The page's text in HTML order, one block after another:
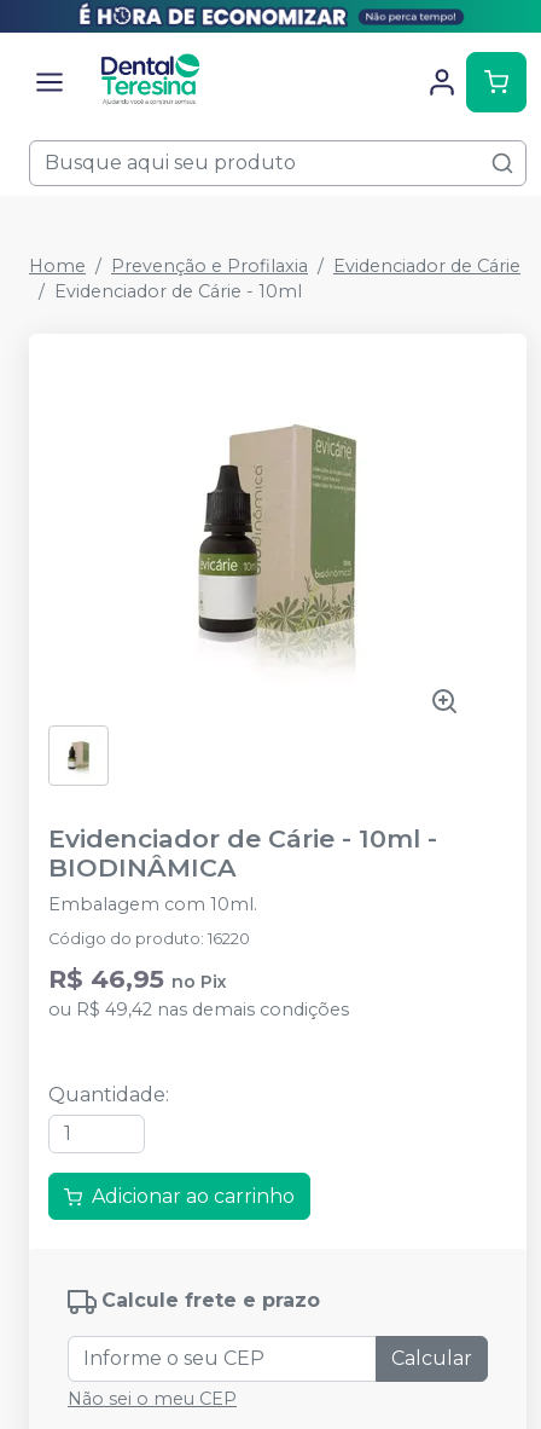
Home Prevenção e Profilaxia
Evidenciador de Cárie
Evidenciador de Cárie - 10ml
Evidenciador de Cárie - 10ml -
BIODINÂMICA
Embalagem com 10ml.
Código do produto: 16220
R$ 46,95 no Pix
ou R$ 49,42 nas demais condições
Quantidade:
Adicionar ao carrinho
Calcule frete e prazo
Calcular
Não sei o meu CEP